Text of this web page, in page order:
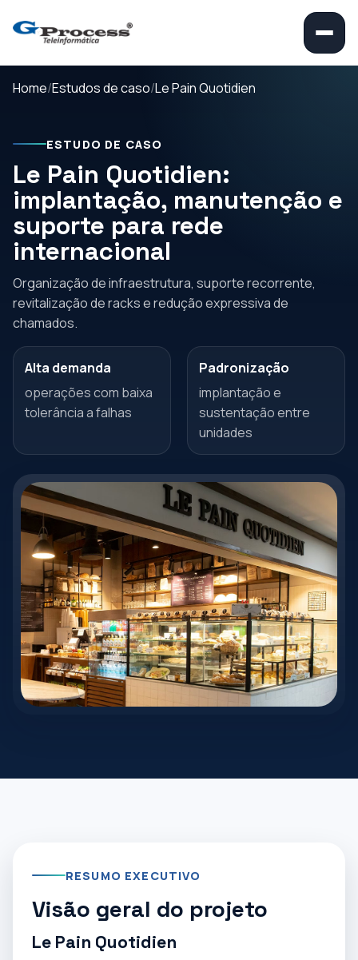
Home Estudos de caso Le Pain Quotidien
ESTUDO DE CASO
Le Pain Quotidien:
implantação, manutenção e
suporte para rede
internacional
Organização de infraestrutura, suporte recorrente,
revitalização de racks e redução expressiva de
chamados.
Alta demanda
operações com baixa
tolerância a falhas
Padronização
implantação e
sustentação entre
unidades
RESUMO EXECUTIVO
Visão geral do projeto
Le Pain Quotidien